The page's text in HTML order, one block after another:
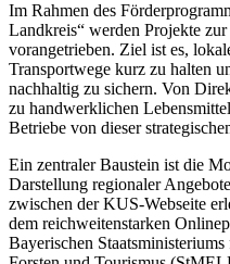
Im Rahmen des
Landkreis“ werden Projekte
vorangetrieben. Ziel ist es,
Transportwege kurz zu halten
nachhaltig zu sichern. Von
zu handwerklichen
Betriebe von dieser
Ein zentraler Baustein ist die
Darstellung regionaler
zwischen der KUS-Webseite
dem reichweitenstarken
Bayerischen